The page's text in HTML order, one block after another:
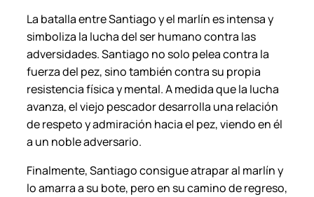
n
t
i
d
a
d
La batalla entre Santiago y el marlín es intensa y
simboliza la lucha del ser humano contra las
adversidades. Santiago no solo pelea contra la
fuerza del pez, sino también contra su propia
resistencia física y mental. A medida que la lucha
avanza, el viejo pescador desarrolla una relación
de respeto y admiración hacia el pez, viendo en él
a un noble adversario.
Finalmente, Santiago consigue atrapar al marlín y
lo amarra a su bote, pero en su camino de regreso,